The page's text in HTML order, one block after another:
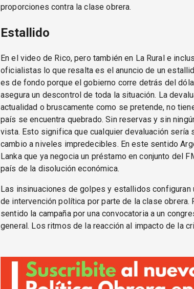
proporciones contra la clase obrera.
Estallido
En el video de Rico, pero también en La Rural e
oficialistas lo que resalta es el anuncio de un
es de fondo porque el gobierno corre detrás del
asegura un descontrol de toda la situación. La
actualidad o bruscamente como se pretende, no
país se encuentra quebrado. Sin reservas y sin
vista. Esto significa que cualquier devaluación sería
cambio a niveles impredecibles. En este sentido
Lanka que ya negocia un préstamo en conjunto del
país de la disolución económica.
Las insinuaciones de golpes y estallidos configuran
de intervención política por parte de la clase obrera.
sentido la campaña por una convocatoria a un
general. Los ritmos de la reacción al impacto de la